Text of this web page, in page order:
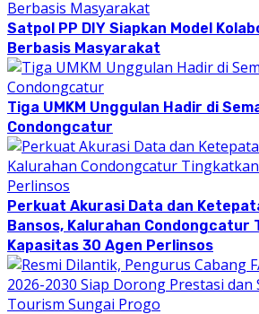
Satpol PP DIY Siapkan Model
Berbasis Masyarakat
Tiga UMKM Unggulan Hadir di
Condongcatur
Perkuat Akurasi Data dan
Bansos, Kalurahan Condongcatur
Kapasitas 30 Agen Perlinsos